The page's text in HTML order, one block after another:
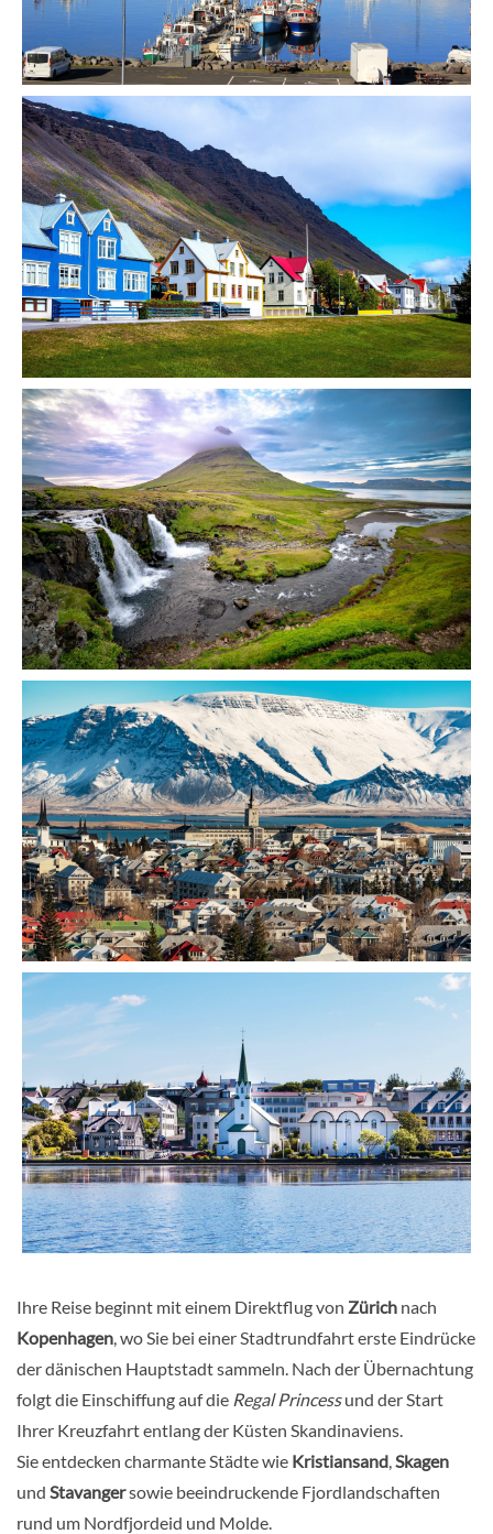
Ihre Reise beginnt mit einem Direktflug von Zürich nach
Kopenhagen, wo Sie bei einer Stadtrundfahrt erste Eindrücke
der dänischen Hauptstadt sammeln. Nach der Übernachtung
folgt die Einschiffung auf die Regal Princessund der Start
Ihrer Kreuzfahrt entlang der Küsten Skandinaviens.
Sie entdecken charmante Städte wie Kristiansand,Skagen
und Stavangersowie beeindruckende Fjordlandschaften
rund um Nordfjordeid und Molde.